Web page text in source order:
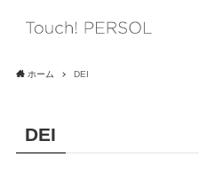
ホーム DEI
DEI